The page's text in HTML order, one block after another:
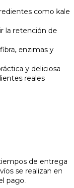
como kale
la retención de
enzimas y
y deliciosa
reales
de entrega
se realizan en
pago.